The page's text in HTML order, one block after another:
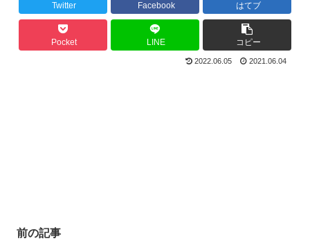
Twitter Facebook はてブ
Pocket LINE コピー
2022.06.05 2021.06.04
前の記事